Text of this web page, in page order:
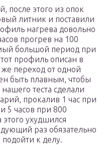
после этого из опок
литник и поставили
нагрева довольно
прогрев на 100
большой период при
профиль описан в
переход от одной
быть плавным, чтобы
теста сделали
прокалив 1 час при
5 часов при 800
этого ухудшился
раз обязательно
к делу.